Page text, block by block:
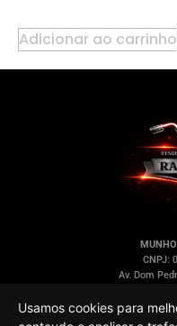
Usamos cookies para
Adicionar ao carrinho
CNPJ:
Av. Dom
LINKS RÁPIDOS